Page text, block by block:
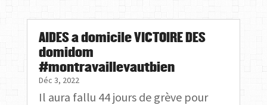
AIDES a domicile VICTOIRE DES
domidom
#montravaillevautbien
Déc 3, 2022
Il aura fallu 44 jours de grève pour